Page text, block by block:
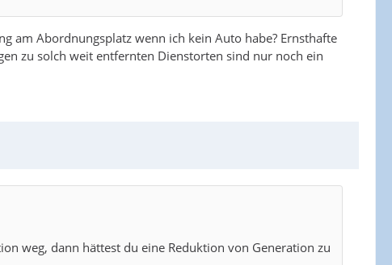
am Abordnungsplatz wenn ich kein Auto habe? Ernsthafte
zu solch weit entfernten Dienstorten sind nur noch ein
weg, dann hättest du eine Reduktion von Generation zu